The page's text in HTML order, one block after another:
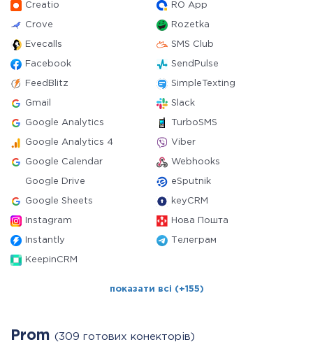
Creatio RO App
Crove Rozetka
Evecalls SMS Club
Facebook SendPulse
FeedBlitz SimpleTexting
Gmail Slack
Google Analytics TurboSMS
Google Analytics 4 Viber
Google Calendar Webhooks
Google Drive eSputnik
Google Sheets keyCRM
Instagram Нова Пошта
Instantly Телеграм
KeepinCRM
показати всі (+155)
Prom (309 готових конекторів)